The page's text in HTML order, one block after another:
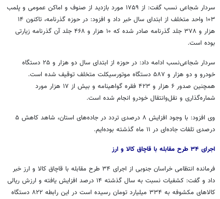
سردار شجاعی نسب گفت: از ۱۷۵۹ مورد بازدید از صنوف و اماکن عمومی و پلمب
۱۰۳ واحد متخلف از ابتدای سال خبر داد و افزود: در حوزه گذرنامه، تاکنون ۱۴
هزار و ۳۷۸ جلد گذرنامه صادر شده که ۱۰ هزار و ۴۶۸ جلد آن گذرنامه زیارتی
بوده است.
سردار شجاعی‌نسب ادامه داد: در حوزه از ابتدای سال دو هزار و ۲۵ دستگاه
خودرو و دو هزار و ۵۸۷ دستگاه موتورسیکلت متخلف توقیف شده است.
همچنین صدور ۶ هزار و ۴۲۳ فقره گواهینامه و بیش از ۱۷ هزار مورد
شماره‌گذاری و نقل‌وانتقال خودرو انجام شده است.
وی افزود: با وجود افزایش ۸ درصدی تردد در جاده‌های استان، شاهد کاهش ۵
درصدی تلفات جاده‌ای در ۱۱ ماه گذشته بوده‌ایم.
اجرای ۳۴ طرح مقابله با قاچاق کالا و ارز
فرمانده انتظامی خراسان جنوبی از اجرای ۳۴ طرح مقابله با قاچاق کالا و ارز خبر
داد و گفت: کشفیات نسبت به سال گذشته ۱۴ درصد افزایش یافته و ارزش ریالی
کالاهای مکشوفه به ۳۳۴ میلیارد تومان رسیده است در این رابطه ۸۲۲ دستگاه